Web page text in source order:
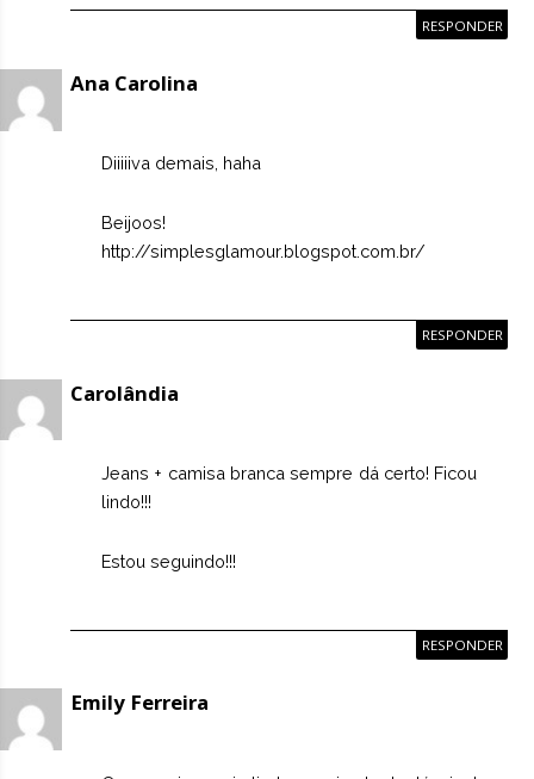
RESPONDER
Ana Carolina
Diiiiiva demais, haha
Beijoos!
http://simplesglamour.blogspot.com.br/
RESPONDER
Carolândia
Jeans + camisa branca sempre dá certo! Ficou
lindo!!!
Estou seguindo!!!
RESPONDER
Emily Ferreira